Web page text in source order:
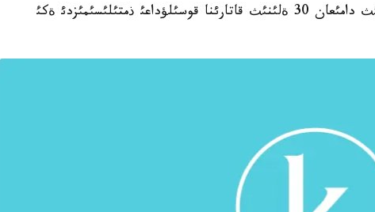
استانا. 17 - قاثتار. قازاقپارات - «الةمنئث دامئعان 30 ةلئنئث قاتارئنا قوسئلؤداعئ ذمتئلئسئمئزدئ ةكئ